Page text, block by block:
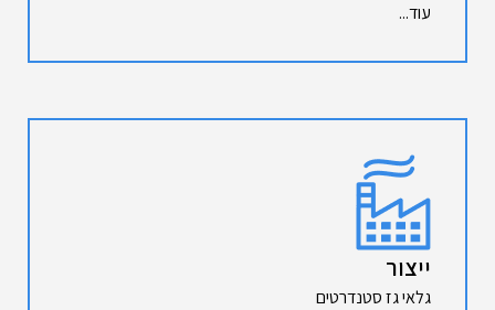
עוד...
ייצור
גלאי גז סטנדרטים